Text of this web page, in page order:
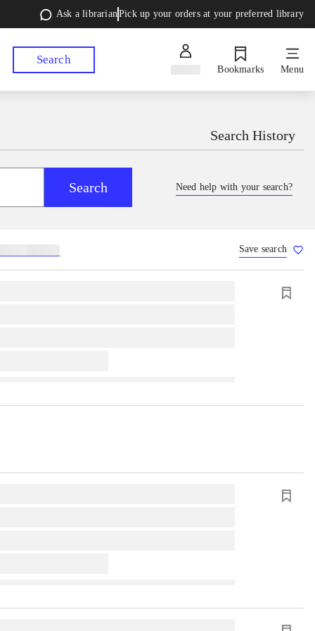
Ask a librarianPick up your orders at your preferred library
Search
Bookmarks Menu
Search History
Search Need help with your search?
Save search